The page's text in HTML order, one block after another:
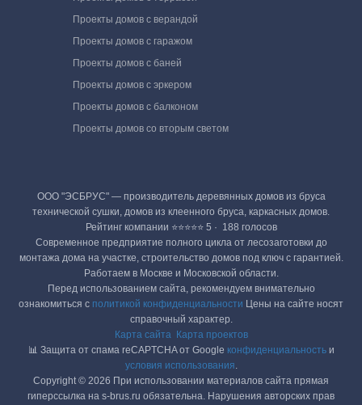
Проекты домов с верандой
Проекты домов с гаражом
Проекты домов с баней
Проекты домов с эркером
Проекты домов с балконом
Проекты домов со вторым светом
ООО "ЭСБРУС" — производитель деревянных домов из бруса
технической сушки, домов из клеенного бруса, каркасных домов.
Рейтинг компании ⭐⭐⭐⭐⭐ 5 · ‎ 188 голосов
Современное предприятие полного цикла от лесозаготовки до
монтажа дома на участке, строительство домов под ключ с гарантией.
Работаем в Москве и Московской области.
Перед использованием сайта, рекомендуем внимательно
ознакомиться с политикой конфиденциальности Цены на сайте носят
справочный характер.
Карта сайта
Карта проектов
📊 Защита от спама reCAPTCHA от Google конфиденциальностьи
условия использования.
Copyright © 2026 При использовании материалов сайта прямая
гиперссылка на s-brus.ru обязательна. Нарушения авторских прав